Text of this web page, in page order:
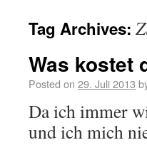
Tag Archives:
Was kostet
Posted on 29. Juli 2013
Da ich immer
und ich mich